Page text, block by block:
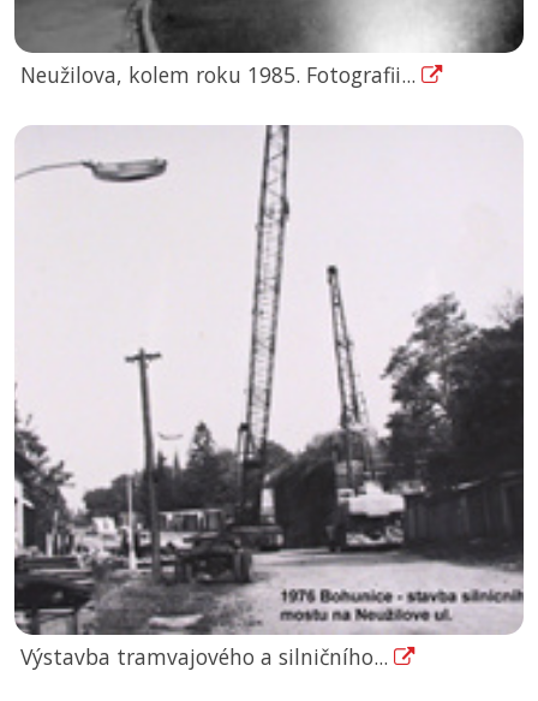
Neužilova, kolem roku 1985. Fotografii...
Výstavba tramvajového a silničního...